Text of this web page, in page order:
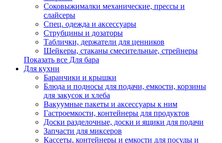
Соковыжималки механические, прессы и
слайсеры
Спец. одежда и аксессуары
Струбцины и дозаторы
Таблички, держатели для ценников
Шейкеры, стаканы смесительные, стрейнеры
Показать все Для бара
Для кухни
Баранчики и крышки
Блюда и подносы для подачи, емкости, корзины
для закусок и хлеба
Вакуумные пакеты и аксессуары к ним
Гастроемкости, контейнеры для продуктов
Доски разделочные, доски и ящики для подачи
Запчасти для миксеров
Кассеты, контейнеры и емкости для посуды и